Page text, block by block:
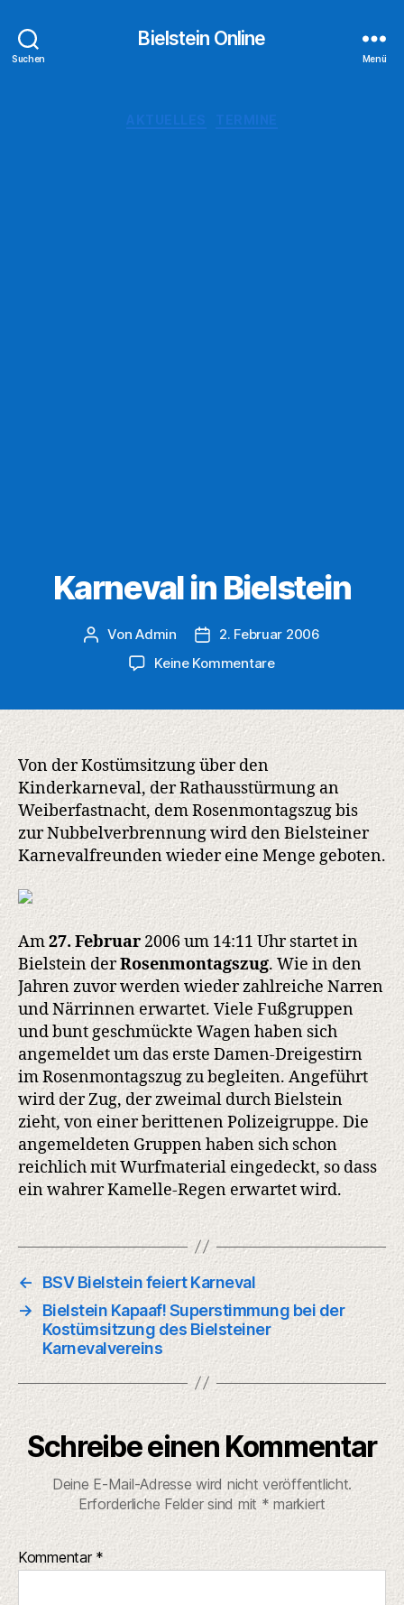
Suchen
Bielstein Online
Menü
Karneval in Bielstein
Beitragsautor
VonAdmin Veröffentlichungsdatum
2. Februar 2006
Keine Kommentarezu
Bielstein
Von der Kostümsitzung über den
Kinderkarneval, der Rathausstürmung an
Weiberfastnacht, dem Rosenmontagszug bis
zur Nubbelverbrennung wird den Bielsteiner
Karnevalfreunden wieder eine Menge geboten.
Am27. Februar 2006 um 14:11 Uhr startet in
Bielstein derRosenmontagszug. Wie in den
Jahren zuvor werden wieder zahlreiche Narren
und Närrinnen erwartet. Viele Fußgruppen
und bunt geschmückte Wagen haben sich
angemeldet um das erste Damen-Dreigestirn
im Rosenmontagszug zu begleiten. Angeführt
wird der Zug, der zweimal durch Bielstein
zieht, von einer berittenen Polizeigruppe. Die
angemeldeten Gruppen haben sich schon
reichlich mit Wurfmaterial eingedeckt, so dass
ein wahrer Kamelle-Regen erwartet wird.
← BSV Bielstein feiert Karneval
→
Bielstein Kapaaf! Superstimmung bei der
Kostümsitzung des Bielsteiner
Karnevalvereins
Schreibe einen Kommentar
Deine E-Mail-Adresse wird nicht veröffentlicht.
Erforderliche Felder sind mit * markiert
Kommentar *